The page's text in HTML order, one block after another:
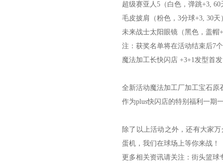
超级赛亚人5（白色，弹跳+3, 60
毛皮披肩（粉色，3分球+3, 30天
未来战士太阳眼镜（黑色，盖帽
注：获奖名单将在活动结束后7
魔法加工长快闪店 +3+1发型首发
全新活动魔法加工厂加工宝石原
作为plus快闪店的特别福利一期
除了以上活动之外，还有大家
蛋机，我们在球场上等你来战！
更多相关资讯请关注：街头篮球